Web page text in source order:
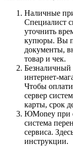
Наличные
Специалист
уточнить
купюры. Вы
документы,
товар и чек.
Безналичный
интернет-
Чтобы
сервер
карты, срок
ЮMoney при
система
сервиса.
инструкции.